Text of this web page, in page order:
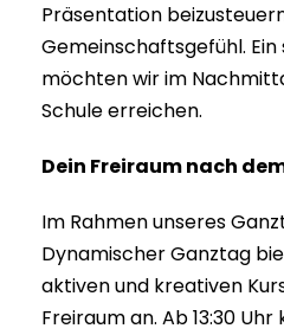
Präsentation
Gemeinschaftsgefühl. Ein
möchten wir im
Schule erreichen.
Dein Freiraum nach
Im Rahmen unseres
Dynamischer Ganztag
aktiven und kreativen
Freiraum an. Ab 13:30